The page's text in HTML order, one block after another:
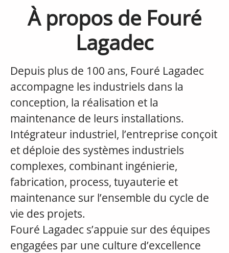
À propos de Fouré
Lagadec
Depuis plus de 100 ans, Fouré Lagadec
accompagne les industriels dans la
conception, la réalisation et la
maintenance de leurs installations.
Intégrateur industriel, l’entreprise conçoit
et déploie des systèmes industriels
complexes, combinant ingénierie,
fabrication, process, tuyauterie et
maintenance sur l’ensemble du cycle de
vie des projets.
Fouré Lagadec s’appuie sur des équipes
engagées par une culture d’excellence